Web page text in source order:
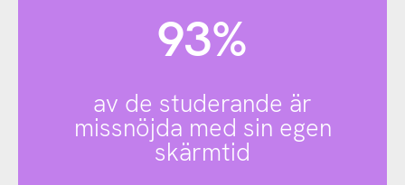
93%
av de studerande är
missnöjda med sin egen
skärmtid